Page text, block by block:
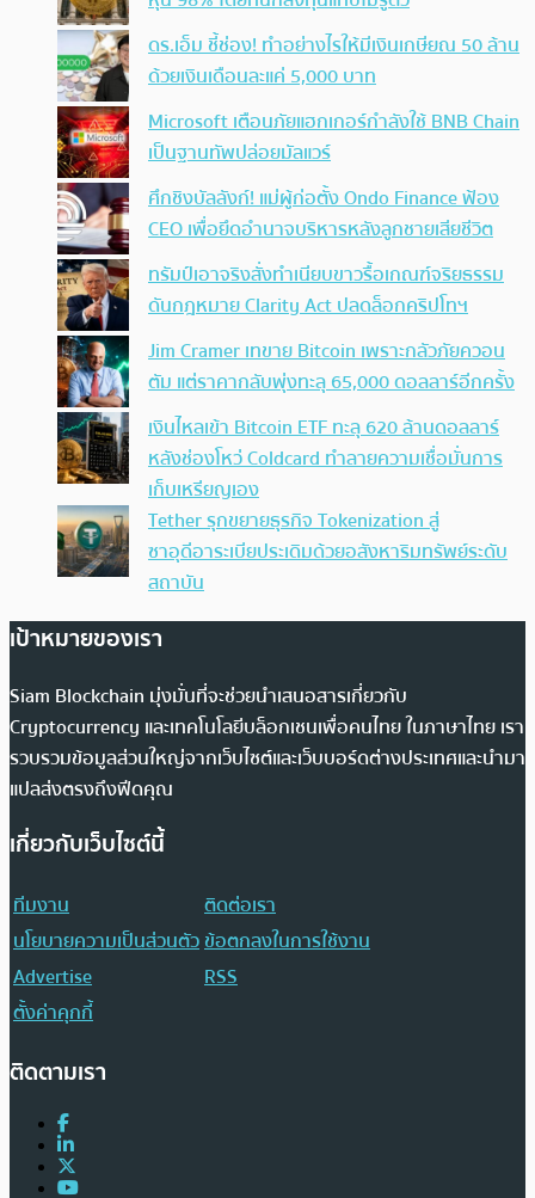
ดร.เอ็ม ชี้ช่อง! ทำอย่างไรให้มีเงินเกษียณ 50 ล้าน
ด้วยเงินเดือนละแค่ 5,000 บาท
Microsoft เตือนภัยแฮกเกอร์กำลังใช้ BNB Chain
เป็นฐานทัพปล่อยมัลแวร์
ศึกชิงบัลลังก์! แม่ผู้ก่อตั้ง Ondo Finance ฟ้อง
CEO เพื่อยึดอำนาจบริหารหลังลูกชายเสียชีวิต
ทรัมป์เอาจริง สั่งทำเนียบขาวรื้อเกณฑ์จริยธรรม
ดันกฎหมาย Clarity Act ปลดล็อกคริปโทฯ
Jim Cramer เทขาย Bitcoin เพราะกลัวภัยควอน
ตัม แต่ราคากลับพุ่งทะลุ 65,000 ดอลลาร์อีกครั้ง
เงินไหลเข้า Bitcoin ETF ทะลุ 620 ล้านดอลลาร์
หลังช่องโหว่ Coldcard ทำลายความเชื่อมั่นการ
เก็บเหรียญเอง
Tether รุกขยายธุรกิจ Tokenization สู่
ซาอุดีอาระเบียประเดิมด้วยอสังหาริมทรัพย์ระดับ
สถาบัน
เป้าหมายของเรา
Siam Blockchain มุ่งมั่นที่จะช่วยนำเสนอสารเกี่ยวกับ
Cryptocurrency และเทคโนโลยีบล็อกเชนเพื่อคนไทย ในภาษาไทย เรา
รวบรวมข้อมูลส่วนใหญ่จากเว็บไซต์และเว็บบอร์ดต่างประเทศและนำมา
แปลส่งตรงถึงฟีดคุณ
เกี่ยวกับเว็บไซต์นี้
ทีมงาน
ติดต่อเรา
นโยบายความเป็นส่วนตัวข้อตกลงในการใช้งาน
Advertise
RSS
ตั้งค่าคุกกี้
ติดตามเรา